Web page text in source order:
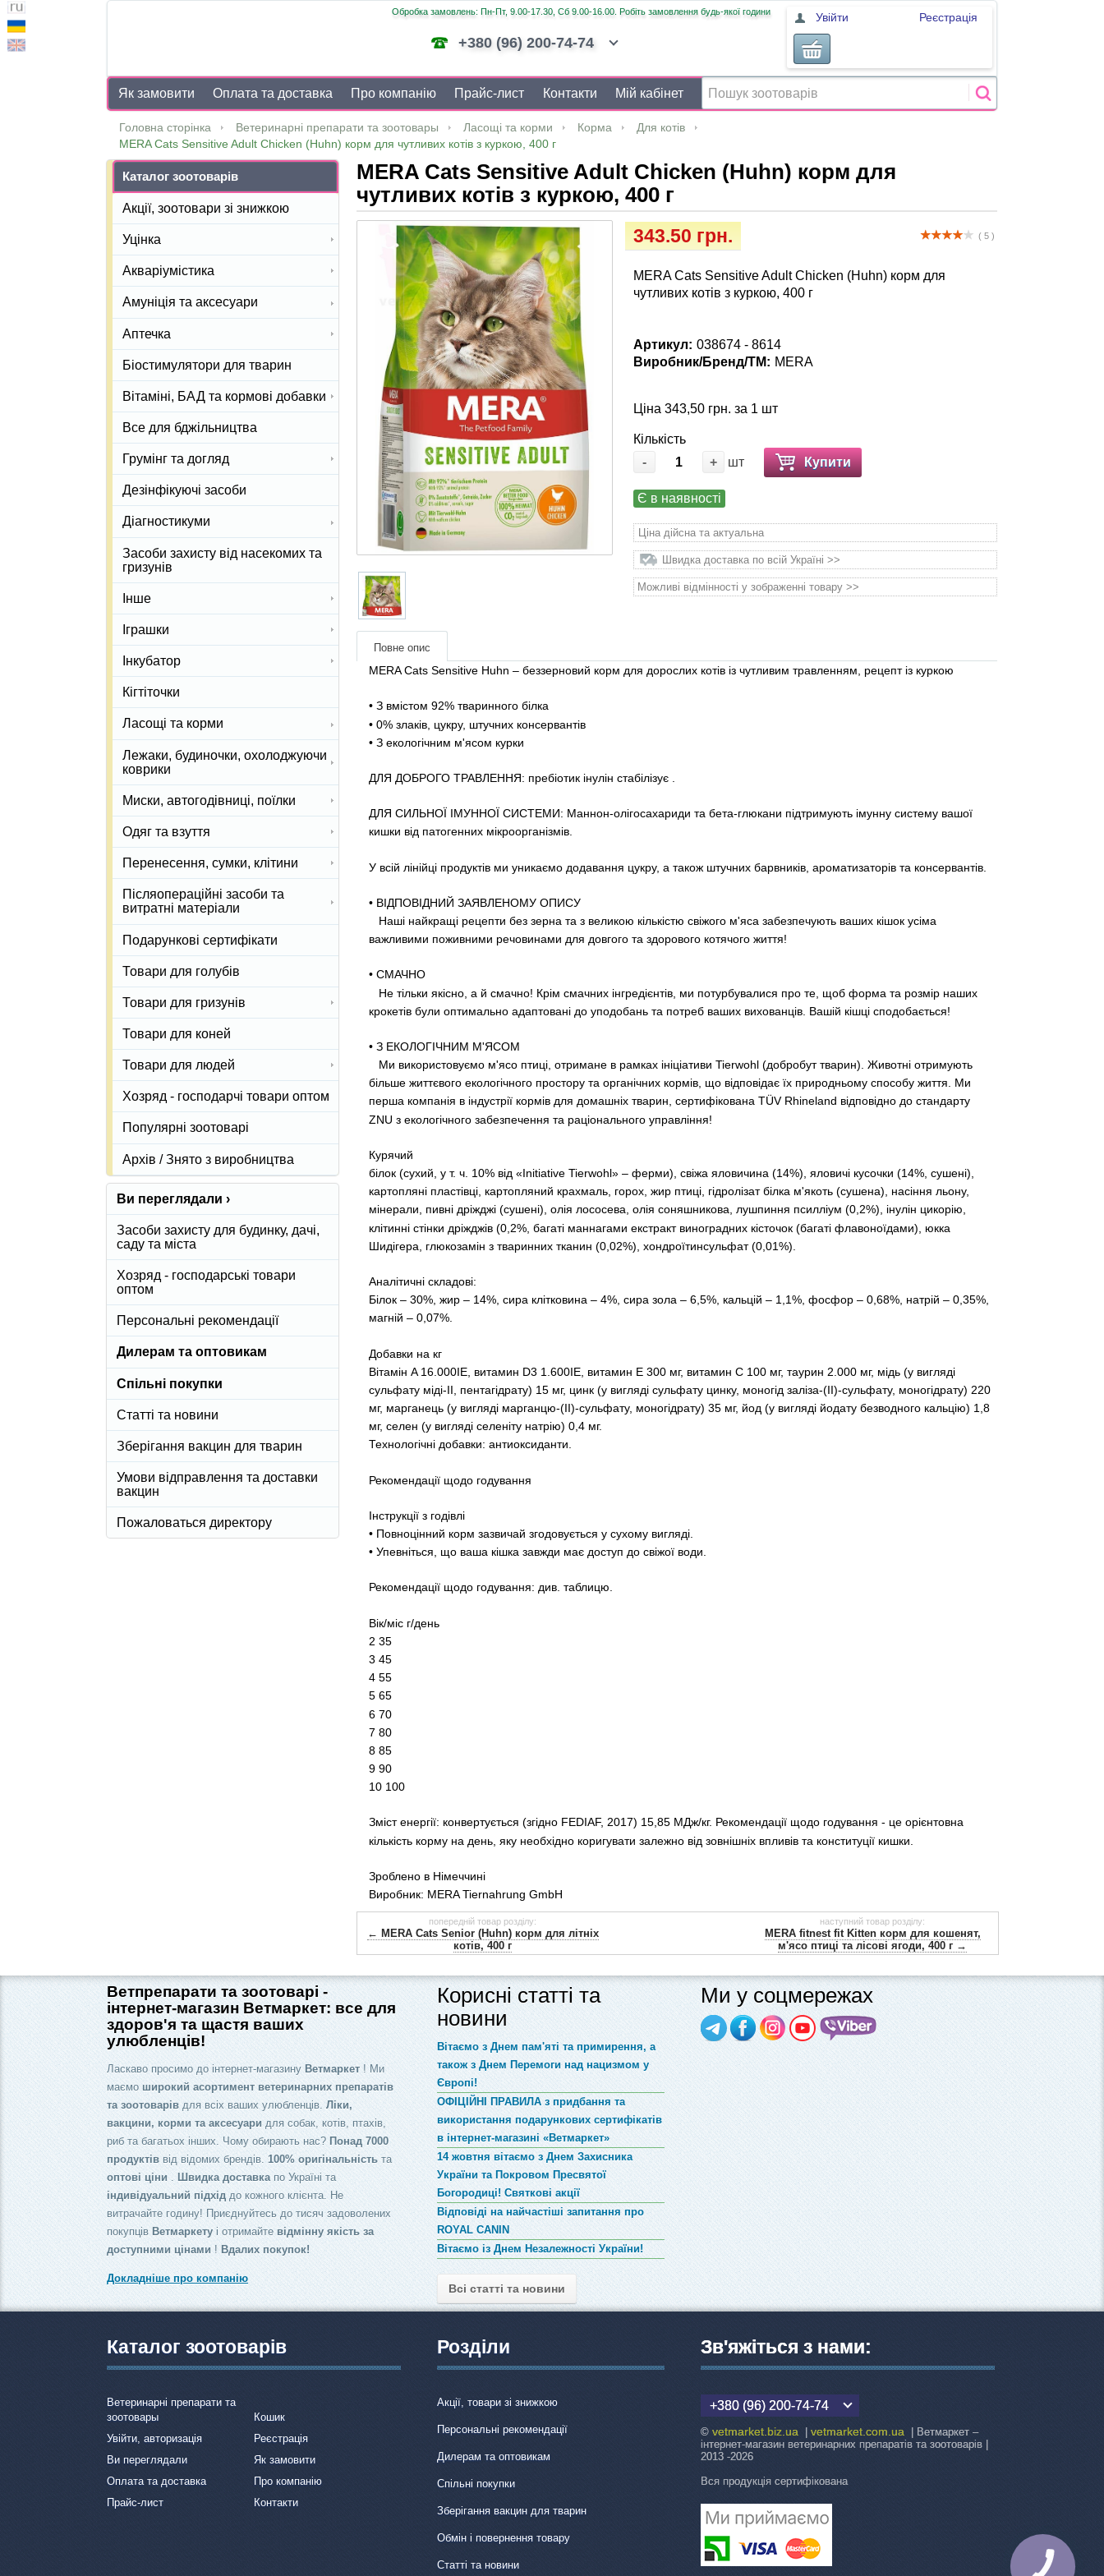
Обробка замовлень: Пн-Пт, 9.00-17.30, Сб 9.00-16.00. Робіть замовлення будь-якої години
+380 (96) 200-74-74
Увійти Реєстрація
Як замовити Оплата та доставка Про компанію Прайс-лист Контакти Мій кабінет
Головна сторінка Ветеринарні препарати та зоотовары Ласощі та корми Корма
Для котів
MERA Cats Sensitive Adult Chicken (Huhn) корм для чутливих котів з куркою, 400 г
MERA Cats Sensitive Adult Chicken (Huhn) корм для
чутливих котів з куркою, 400 г
( 5 )
343.50 грн.
MERA Cats Sensitive Adult Chicken (Huhn) корм для
чутливих котів з куркою, 400 г
Артикул: 038674 - 8614
Виробник/Бренд/ТМ: MERA
Ціна 343,50 грн. за 1 шт
Кількість
-
+ шт Купити
Є в наявності
Ціна дійсна та актуальна
Швидка доставка по всій Україні >>
Можливі відмінності у зображенні товару >>
Повне опис
MERA Cats Sensitive Huhn – беззерновий корм для дорослих котів із чутливим травленням, рецепт із куркою
• З вмістом 92% тваринного білка
• 0% злаків, цукру, штучних консервантів
• З екологічним м'ясом курки
ДЛЯ ДОБРОГО ТРАВЛЕННЯ: пребіотик інулін стабілізує .
ДЛЯ СИЛЬНОЇ ІМУННОЇ СИСТЕМИ: Маннон-олігосахариди та бета-глюкани підтримують імунну систему вашої
кишки від патогенних мікроорганізмів.
У всій лінійці продуктів ми уникаємо додавання цукру, а також штучних барвників, ароматизаторів та консервантів.
• ВІДПОВІДНИЙ ЗАЯВЛЕНОМУ ОПИСУ
Наші найкращі рецепти без зерна та з великою кількістю свіжого м'яса забезпечують ваших кішок усіма
важливими поживними речовинами для довгого та здорового котячого життя!
• СМАЧНО
Не тільки якісно, ​​а й смачно! Крім смачних інгредієнтів, ми потурбувалися про те, щоб форма та розмір наших
крокетів були оптимально адаптовані до уподобань та потреб ваших вихованців. Вашій кішці сподобається!
• З ЕКОЛОГІЧНИМ М'ЯСОМ
Ми використовуємо м'ясо птиці, отримане в рамках ініціативи Tierwohl (добробут тварин). Животні отримують
більше життєвого екологічного простору та органічних кормів, що відповідає їх природньому способу життя. Ми
перша компанія в індустрії кормів для домашніх тварин, сертифікована TÜV Rhineland відповідно до стандарту
ZNU з екологічного забезпечення та раціонального управління!
Курячий
білок (сухий, у т. ч. 10% від «Initiative Tierwohl» – ферми), свіжа яловичина (14%), яловичі кусочки (14%, сушені),
картопляні пластівці, картопляний крахмаль, горох, жир птиці, гідролізат білка м'якоть (сушена), насіння льону,
мінерали, пивні дріжджі (сушені), олія лососева, олія соняшникова, лушпиння псилліум (0,2%), інулін цикорію,
клітинні стінки дріжджів (0,2%, багаті маннагами екстракт виноградних кісточок (багаті флавоноїдами), юкка
Шидігера, глюкозамін з тваринних тканин (0,02%), хондроїтинсульфат (0,01%).
Аналітичні складові:
Білок – 30%, жир – 14%, сира клітковина – 4%, сира зола – 6,5%, кальцій – 1,1%, фосфор – 0,68%, натрій – 0,35%,
магній – 0,07%.
Добавки на кг
Вітамін A 16.000IE, витамин D3 1.600IE, витамин E 300 мг, витамин C 100 мг, таурин 2.000 мг, мідь (у вигляді
сульфату міді-II, пентагідрату) 15 мг, цинк (у вигляді сульфату цинку, моногід заліза-(II)-сульфату, моногідрату) 220
мг, марганець (у вигляді марганцю-(II)-сульфату, моногідрату) 35 мг, йод (у вигляді йодату безводного кальцію) 1,8
мг, селен (у вигляді селеніту натрію) 0,4 мг.
Технологічні добавки: антиоксиданти.
Рекомендації щодо годування
Інструкції з годівлі
• Повноцінний корм зазвичай згодовується у сухому вигляді.
• Упевніться, що ваша кішка завжди має доступ до свіжої води.
Рекомендації щодо годування: див. таблицю.
Вік/міс г/день
2 35
3 45
4 55
5 65
6 70
7 80
8 85
9 90
10 100
Зміст енергії: конвертується (згідно FEDIAF, 2017) 15,85 МДж/кг. Рекомендації щодо годування - це орієнтовна
кількість корму на день, яку необхідно коригувати залежно від зовнішніх впливів та конституції кишки.
Зроблено в Німеччині
Виробник: MERA Tiernahrung GmbH
попередній товар розділу:
← MERA Cats Senior (Huhn) корм для літніх
котів, 400 г
наступний товар розділу:
MERA fitnest fit Kitten корм для кошенят,
м'ясо птиці та лісові ягоди, 400 г →
Каталог зоотоварів
Акції, зоотовари зі знижкою
Уцінка
Акваріумістика
Амуніція та аксесуари
Аптечка
Біостимулятори для тварин
Вітаміні, БАД та кормові добавки
Все для бджільництва
Грумінг та догляд
Дезінфікуючі засоби
Діагностикуми
Засоби захисту від насекомих та
гризунів
Інше
Іграшки
Інкубатор
Кігтіточки
Ласощі та корми
Лежаки, будиночки, охолоджуючи
коврики
Миски, автогодівниці, поїлки
Одяг та взуття
Перенесення, сумки, клітини
Післяопераційні засоби та
витратні матеріали
Подарункові сертифікати
Товари для голубів
Товари для гризунів
Товари для коней
Товари для людей
Хозряд - господарчі товари оптом
Популярні зоотоварі
Архів / Знято з виробництва
Ви переглядали ›
Засоби захисту для будинку, дачі,
саду та міста
Хозряд - господарські товари
оптом
Персональні рекомендації
Дилерам та оптовикам
Спільні покупки
Статті та новини
Зберігання вакцин для тварин
Умови відправлення та доставки
вакцин
Пожаловаться директору
Ветпрепарати та зоотоварі -
інтернет-магазин Ветмаркет: все для
здоров'я та щастя ваших
улюбленців!
Ласкаво просимо до інтернет-магазину Ветмаркет ! Ми
маємоширокий асортимент ветеринарних препаратів
та зоотоварів для всіх ваших улюбленців.Ліки,
вакцини, корми та аксесуаридля собак, котів, птахів,
риб та багатьох інших. Чому обирають нас? Понад 7000
продуктів від відомих брендів.100% оригінальність та
оптові ціни. Швидка доставкапо Україні та
індивідуальний підхід до кожного клієнта. Не
витрачайте годину! Приєднуйтесь до тисяч задоволених
покупців Ветмаркетуі отримайте відмінну якість за
доступними цінами ! Вдалих покупок!
Докладніше про компанію
Корисні статті та
новини
Вітаємо з Днем пам'яті та примирення, а
також з Днем Перемоги над нацизмом у
Європі!
ОФІЦІЙНІ ПРАВИЛА з придбання та
використання подарункових сертифікатів
в інтернет-магазині «Ветмаркет»
14 жовтня вітаємо з Днем Захисника
України та Покровом Пресвятої
Богородиці! Святкові акції
Відповіді на найчастіші запитання про
ROYAL CANIN
Вітаємо із Днем Незалежності України!
Всі статті та новини
Ми у соцмережах
Каталог зоотоварів
Ветеринарні препарати та
зоотовары
Кошик
Увійти, авторизація
Реєстрація
Ви переглядали
Як замовити
Оплата та доставка
Про компанію
Прайс-лист
Контакти
Розділи
Акції, товари зі знижкою
Персональні рекомендації
Дилерам та оптовикам
Спільні покупки
Зберігання вакцин для тварин
Обмін і повернення товару
Статті та новини
Зв'яжіться з нами:
+380 (96) 200-74-74
©vetmarket.biz.ua |vetmarket.com.ua | Ветмаркет –
інтернет-магазин ветеринарних препаратів та зоотоварів |
2013 -2026
Вся продукція сертифікована
КНОПКА
ЗВ'ЯЗКУ